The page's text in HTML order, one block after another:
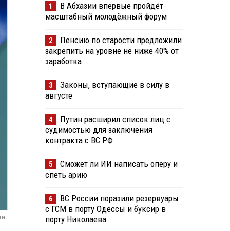
1
В Абхазии впервые пройдёт
масштабный молодёжный форум
2
Пенсию по старости предложили
закрепить на уровне не ниже 40% от
заработка
3
Законы, вступающие в силу в
августе
4
Путин расширил список лиц с
судимостью для заключения
контракта с ВС РФ
5
Сможет ли ИИ написать оперу и
спеть арию
6
ВС России поразили резервуары
с ГСМ в порту Одессы и буксир в
порту Николаева